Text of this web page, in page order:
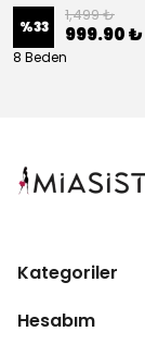
%33
1,499 ₺
999.90 ₺
8 Beden
Kategoriler
Hesabım